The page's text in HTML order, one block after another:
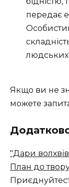
передає
людських
Якщо ви не
можете
"Дари
План до